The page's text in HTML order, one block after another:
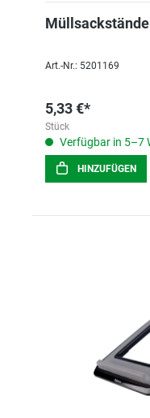
Art.-Nr.: 5201169
5,33 €*
Stück
Verfügbar in 5–7
HINZUFÜGEN